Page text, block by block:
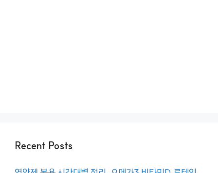
Recent Posts